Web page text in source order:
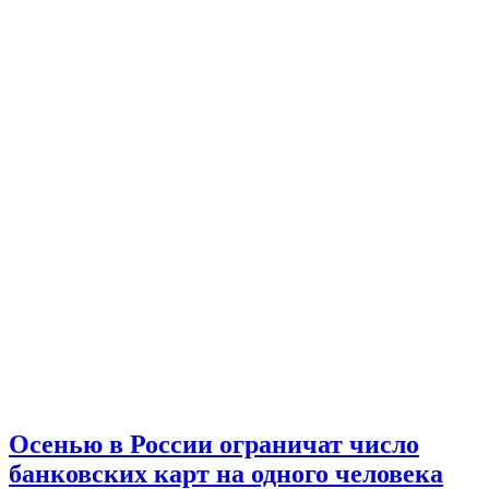
Осенью в России ограничат число
банковских карт на одного человека